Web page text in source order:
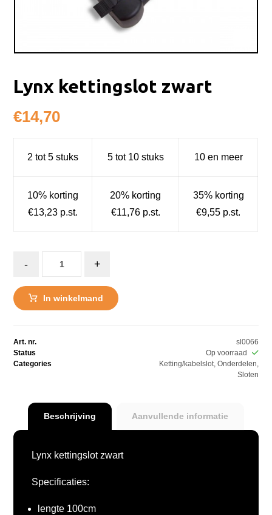
Lynx kettingslot zwart
€14,70
2 tot 5 stuks 5 tot 10 stuks 10 en meer
10% korting
€13,23 p.st.
20% korting
€11,76 p.st.
35% korting
€9,55 p.st.
- +
In winkelmand
Art. nr.
sl0066
Status
Op voorraad
Categories
Ketting/kabelslot, Onderdelen
Sloten
Beschrijving Aanvullende informatie
Lynx kettingslot zwart
Specificaties:
lengte 100cm